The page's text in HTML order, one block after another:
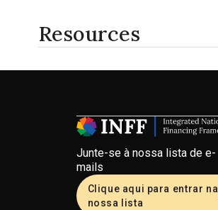
Resources
Junte-se à nossa lista de e-
mails
Clique aqui para entrar na
nossa lista